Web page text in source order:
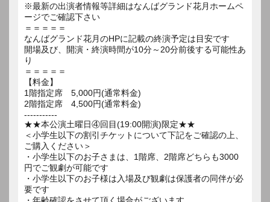
※最新の出演者情報等詳細はなんばグランド花月ホームペ
ージでご確認下さい
＝＝＝＝＝
なんばグランド花月のHPに記載の終演予定は目安です
開場及び、開演・終演時間が10分～20分前後する可能性あ
り
＝＝＝＝＝
【料金】
1階指定席 5,000円(通常料金)
2階指定席 4,500円(通常料金)
-----------
★★本公演土曜日④回目(19:00開演)限定★★
＜小学生以下の割引チケットについて下記をご確認の上、
ご購入ください＞
・小学生以下のお子さまは、1階席、2階席どちらも3000
円でご観劇が可能です
・小学生以下のお子様は入場及び観劇は保護者の同伴が必
要です